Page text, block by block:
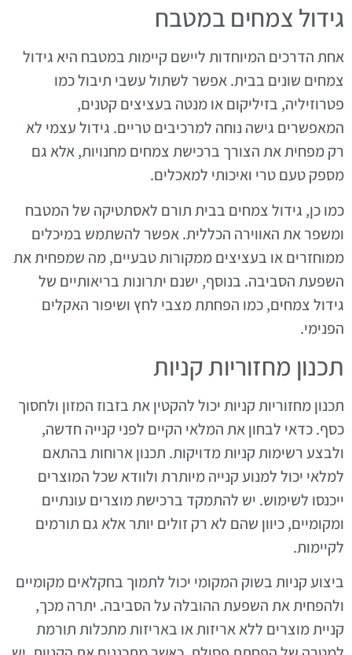
גידול צמחים במטבח
אחת הדרכים המיוחדות ליישם קיימות במטבח היא גידול
צמחים שונים בבית. אפשר לשתול עשבי תיבול כמו
פטרוזיליה, בזיליקום או מנטה בעציצים קטנים,
המאפשרים גישה נוחה למרכיבים טריים. גידול עצמי לא
רק מפחית את הצורך ברכישת צמחים מחנויות, אלא גם
מספק טעם טרי ואיכותי למאכלים.
כמו כן, גידול צמחים בבית תורם לאסתטיקה של המטבח
ומשפר את האווירה הכללית. אפשר להשתמש במיכלים
ממוחזרים או בעציצים ממקורות טבעיים, מה שמפחית את
השפעת הסביבה. בנוסף, ישנם יתרונות בריאותיים של
גידול צמחים, כמו הפחתת מצבי לחץ ושיפור האקלים
הפנימי.
תכנון מחזוריות קניות
תכנון מחזוריות קניות יכול להקטין את בזבוז המזון ולחסוך
כסף. כדאי לבחון את המלאי הקיים לפני קנייה חדשה,
ולבצע רשימות קניות מדויקות. תכנון ארוחות בהתאם
למלאי יכול למנוע קנייה מיותרת ולוודא שכל המוצרים
ייכנסו לשימוש. יש להתמקד ברכישת מוצרים עונתיים
ומקומיים, כיוון שהם לא רק זולים יותר אלא גם תורמים
לקיימות.
ביצוע קניות בשוק המקומי יכול לתמוך בחקלאים מקומיים
ולהפחית את השפעת ההובלה על הסביבה. יתרה מכך,
קניית מוצרים ללא אריזות או באריזות מתכלות תורמת